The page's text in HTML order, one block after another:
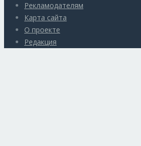
Рекламодателям
Карта сайта
О проекте
Редакция